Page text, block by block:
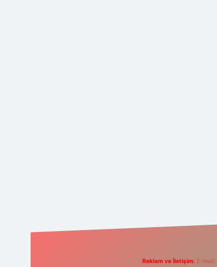
Reklam ve İletişim: E-mail: